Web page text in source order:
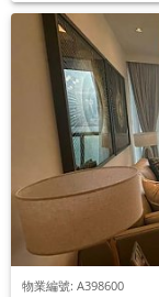
物業編號: A398600